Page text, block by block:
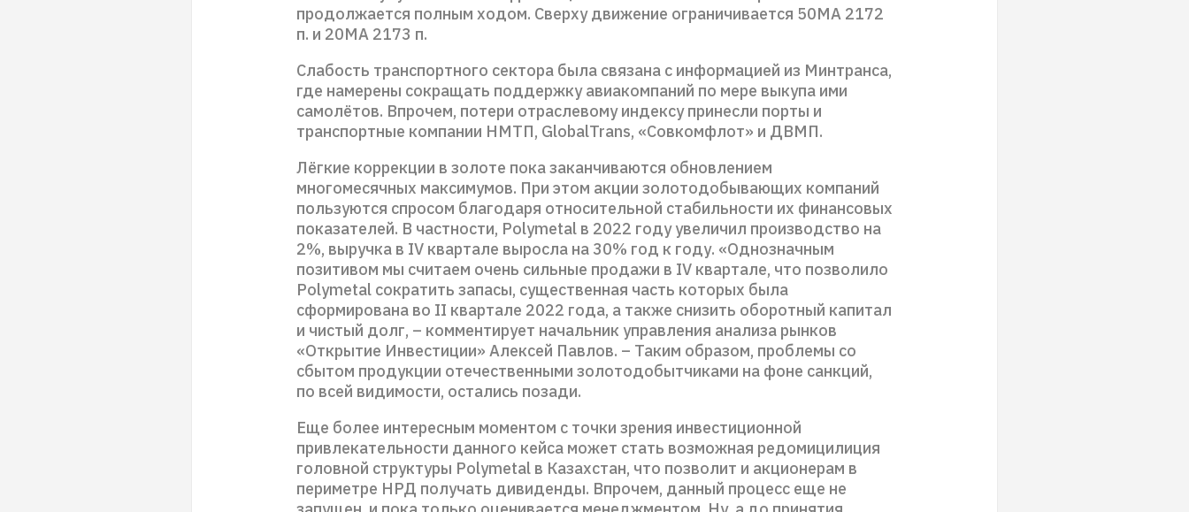
продолжается полным ходом. Сверху движение ограничивается 50MA 2172
п. и 20MA 2173 п.
Слабость транспортного сектора была связана с информацией из Минтранса,
где намерены сокращать поддержку авиакомпаний по мере выкупа ими
самолётов. Впрочем, потери отраслевому индексу принесли порты и
транспортные компании НМТП, GlobalTrans, «Совкомфлот» и ДВМП.
Лёгкие коррекции в золоте пока заканчиваются обновлением
многомесячных максимумов. При этом акции золотодобывающих компаний
пользуются спросом благодаря относительной стабильности их финансовых
показателей. В частности, Polymetal в 2022 году увеличил производство на
2%, выручка в IV квартале выросла на 30% год к году. «Однозначным
позитивом мы считаем очень сильные продажи в IV квартале, что позволило
Polymetal сократить запасы, существенная часть которых была
сформирована во II квартале 2022 года, а также снизить оборотный капитал
и чистый долг, – комментирует начальник управления анализа рынков
«Открытие Инвестиции» Алексей Павлов. – Таким образом, проблемы со
сбытом продукции отечественными золотодобытчиками на фоне санкций,
по всей видимости, остались позади.
Еще более интересным моментом с точки зрения инвестиционной
привлекательности данного кейса может стать возможная редомицилиция
головной структуры Polymetal в Казахстан, что позволит и акционерам в
периметре НРД получать дивиденды. Впрочем, данный процесс еще не